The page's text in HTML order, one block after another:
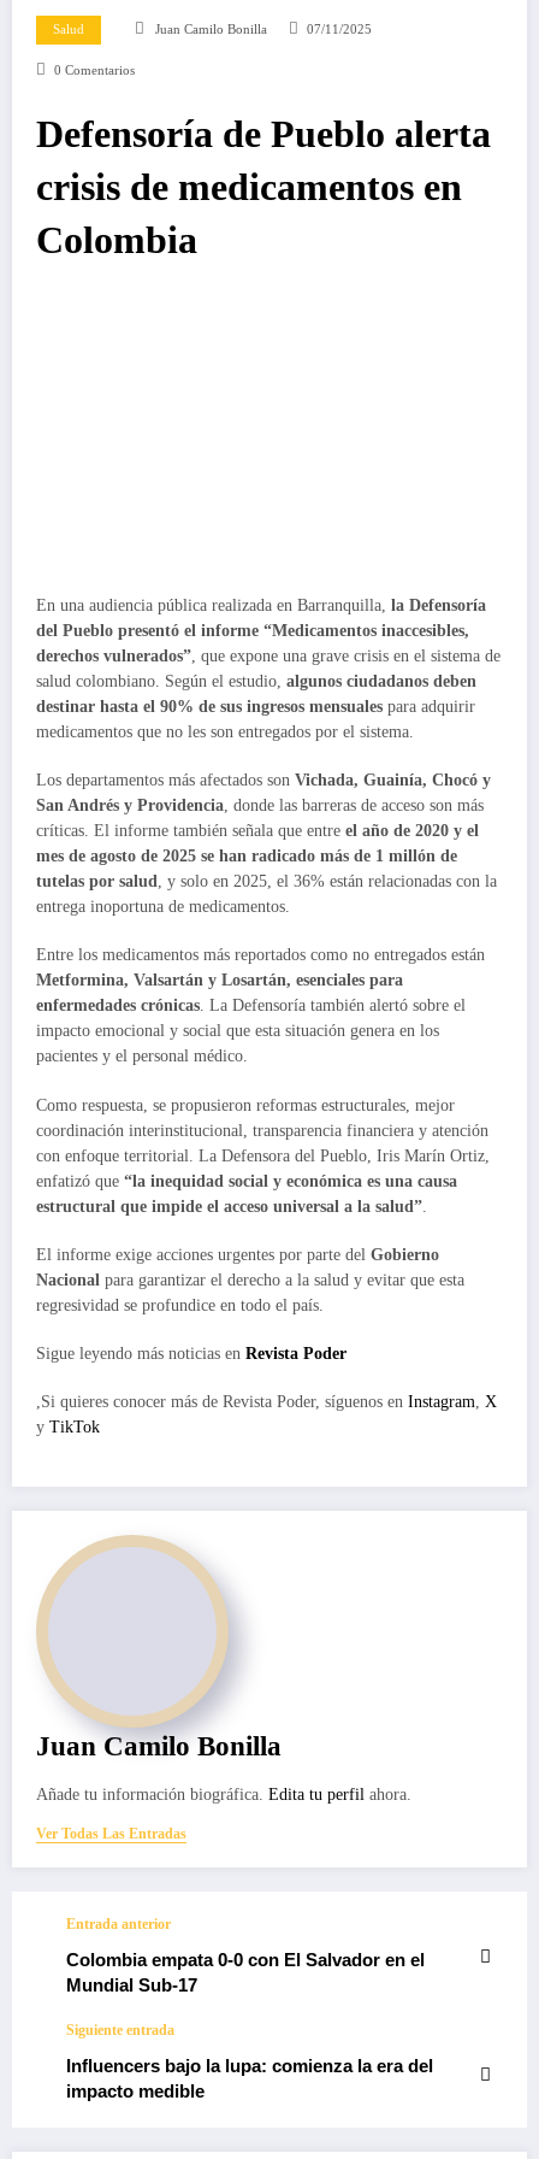
Salud Juan Camilo Bonilla 07/11/2025
0 Comentarios
Defensoría de Pueblo alerta
crisis de medicamentos en
Colombia
En una audiencia pública realizada en Barranquilla, la Defensoría
del Pueblo presentó el informe “Medicamentos inaccesibles,
derechos vulnerados” , que expone una grave crisis en el sistema de
salud colombiano. Según el estudio, algunos ciudadanos deben
destinar hasta el 90% de sus ingresos mensuales para adquirir
medicamentos que no les son entregados por el sistema.
Los departamentos más afectados son Vichada, Guainía, Chocó y
San Andrés y Providencia, donde las barreras de acceso son más
críticas. El informe también señala que entre el año de 2020 y el
mes de agosto de 2025 se han radicado más de 1 millón de
tutelas por salud, y solo en 2025, el 36% están relacionadas con la
entrega inoportuna de medicamentos.
Entre los medicamentos más reportados como no entregados están
Metformina, Valsartán y Losartán, esenciales para
enfermedades crónicas. La Defensoría también alertó sobre el
impacto emocional y social que esta situación genera en los
pacientes y el personal médico.
Como respuesta, se propusieron reformas estructurales, mejor
coordinación interinstitucional, transparencia financiera y atención
con enfoque territorial. La Defensora del Pueblo, Iris Marín Ortiz,
enfatizó que “la inequidad social y económica es una causa
estructural que impide el acceso universal a la salud”
El informe exige acciones urgentes por parte del Gobierno
Nacional para garantizar el derecho a la salud y evitar que esta
regresividad se profundice en todo el país.
Sigue leyendo más noticias en Revista Poder
,Si quieres conocer más de Revista Poder, síguenos en Instagram, X
y TikTok
Juan Camilo Bonilla
Añade tu información biográfica. Edita tu perfil ahora.
Ver Todas Las Entradas
Entrada anterior
Colombia empata 0-0 con El Salvador en el
Mundial Sub-17
Siguiente entrada
Influencers bajo la lupa: comienza la era del
impacto medible